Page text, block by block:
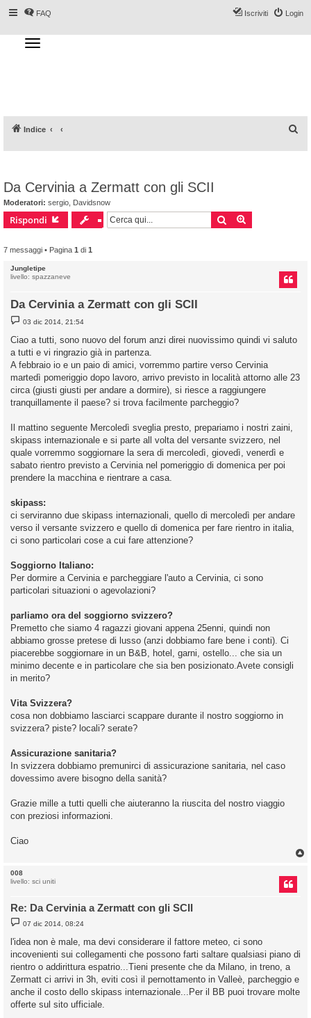
FAQ Login
Iscriviti
T
o
g
a
t
Indice
Da Cervinia a Zermatt con gli SCII
Moderatori: sergio Davidsnow
Rispondi Cerca
7 messaggi • Pagina 1 di 1
Jungletipe
livello: spazzaneve
Da Cervinia a Zermatt con gli SCII
M
e
s
a
g
g
i
03 dic 2014, 21:54
Ciao a tutti, sono nuovo del forum anzi direi nuovissimo quindi vi saluto
a tutti e vi ringrazio già in partenza.
A febbraio io e un paio di amici, vorremmo partire verso Cervinia
martedì pomeriggio dopo lavoro, arrivo previsto in località attorno alle 23
circa (giusti giusti per andare a dormire), si riesce a raggiungere
tranquillamente il paese? si trova facilmente parcheggio?
Il mattino seguente Mercoledì sveglia presto, prepariamo i nostri zaini,
skipass internazionale e si parte all volta del versante svizzero, nel
quale vorremmo soggiornare la sera di mercoledì, giovedì, venerdì e
sabato rientro previsto a Cervinia nel pomeriggio di domenica per poi
prendere la macchina e rientrare a casa.
skipass:
ci serviranno due skipass internazionali, quello di mercoledì per andare
verso il versante svizzero e quello di domenica per fare rientro in italia,
ci sono particolari cose a cui fare attenzione?
Soggiorno Italiano:
Per dormire a Cervinia e parcheggiare l'auto a Cervinia, ci sono
particolari situazioni o agevolazioni?
parliamo ora del soggiorno svizzero?
Premetto che siamo 4 ragazzi giovani appena 25enni, quindi non
abbiamo grosse pretese di lusso (anzi dobbiamo fare bene i conti). Ci
piacerebbe soggiornare in un B&B, hotel, garni, ostello... che sia un
minimo decente e in particolare che sia ben posizionato.Avete consigli
in merito?
Vita Svizzera?
cosa non dobbiamo lasciarci scappare durante il nostro soggiorno in
svizzera? piste? locali? serate?
Assicurazione sanitaria?
In svizzera dobbiamo premunirci di assicurazione sanitaria, nel caso
dovessimo avere bisogno della sanità?
Grazie mille a tutti quelli che aiuteranno la riuscita del nostro viaggio
con preziosi informazioni.
Ciao
008
livello: sci uniti
Re: Da Cervinia a Zermatt con gli SCII
M
e
s
s
a
g
i
07 dic 2014, 08:24
l'idea non è male, ma devi considerare il fattore meteo, ci sono
incovenienti sui collegamenti che possono farti saltare qualsiasi piano di
rientro o addirittura espatrio...Tieni presente che da Milano, in treno, a
Zermatt ci arrivi in 3h, eviti così il pernottamento in Valleè, parcheggio e
anche il costo dello skipass internazionale...Per il BB puoi trovare molte
offerte sul sito ufficiale.